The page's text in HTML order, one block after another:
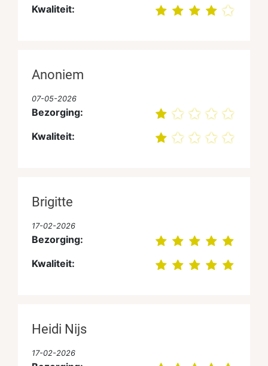
Kwaliteit:
Anoniem
07-05-2026
Bezorging:
Kwaliteit:
Brigitte
17-02-2026
Bezorging:
Kwaliteit:
Heidi Nijs
17-02-2026